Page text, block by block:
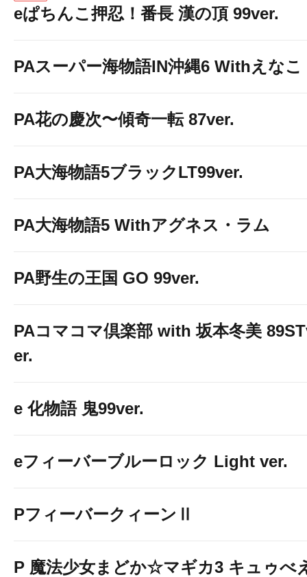
eぱちんこ押忍！番長 漢の頂 99ver.
PAスーパー海物語IN沖縄6 Withえなこ
PA花の慶次〜傾奇一転 87ver.
PA大海物語5ブラックLT99ver.
PA大海物語5 Withアグネス・ラム
PA野生の王国 GO 99ver.
PAコマコマ倶楽部 with 坂本冬美
er.
e 化物語 鬼99ver.
eフィーバーブルーロック Light ver.
PフィーバークィーンⅡ
P 魔法少女まどか☆マギカ3 キュゥべ